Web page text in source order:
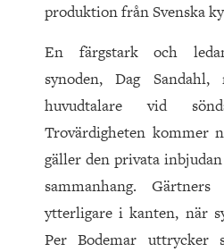
produktion från Svenska
En färgstark och
synoden, Dag Sandahl,
huvudtalare vid
Trovärdigheten kommer
gäller den privata
sammanhang. Gärtners
ytterligare i kanten, när
Per Bodemar uttrycker